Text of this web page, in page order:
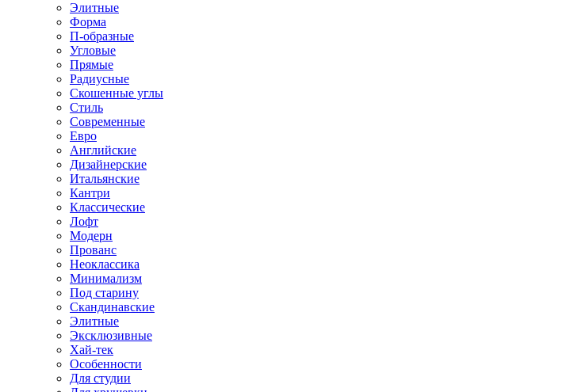
Элитные
Форма
П-образные
Угловые
Прямые
Радиусные
Скошенные углы
Стиль
Современные
Евро
Английские
Дизайнерские
Итальянские
Кантри
Классические
Лофт
Модерн
Прованс
Неоклассика
Минимализм
Под старину
Скандинавские
Элитные
Эксклюзивные
Хай-тек
Особенности
Для студии